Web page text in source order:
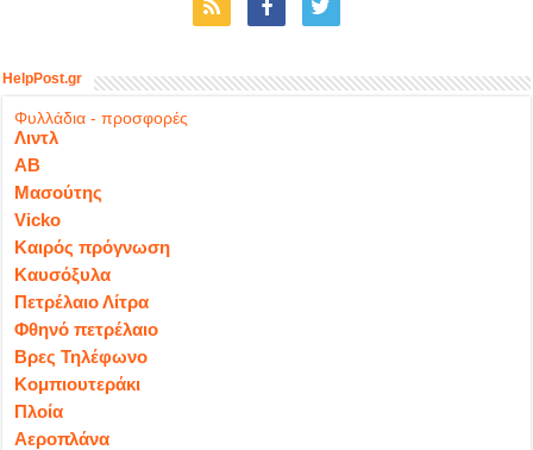
HelpPost.gr
Φυλλάδια - προσφορές
Λιντλ
ΑΒ
Μασούτης
Vicko
Καιρός πρόγνωση
Καυσόξυλα
Πετρέλαιο Λίτρα
Φθηνό πετρέλαιο
Βρες Τηλέφωνο
Κομπιουτεράκι
Πλοία
Αεροπλάνα